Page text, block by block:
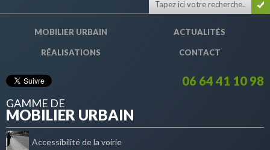
MOBILIER URBAIN ACTUALITÉS
RÉALISATIONS CONTACT
06 64 41 10 98
GAMME DE
MOBILIER URBAIN
Accessibilité de la voirie